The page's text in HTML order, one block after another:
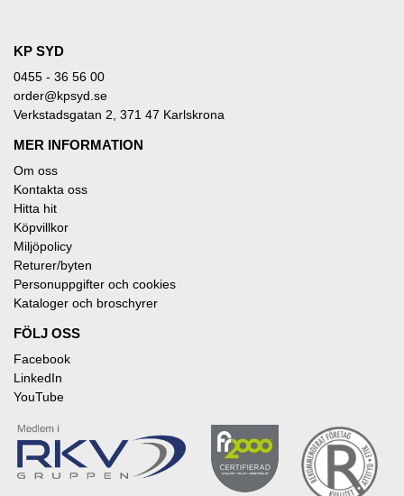
KP SYD
0455 - 36 56 00
order@kpsyd.se
Verkstadsgatan 2, 371 47 Karlskrona
MER INFORMATION
Om oss
Kontakta oss
Hitta hit
Köpvillkor
Miljöpolicy
Returer/byten
Personuppgifter och cookies
Kataloger och broschyrer
FÖLJ OSS
Facebook
LinkedIn
YouTube